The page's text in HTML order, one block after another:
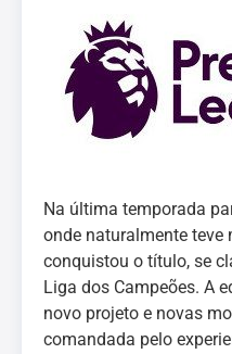
Na última temporada
onde naturalmente
conquistou o título, se
Liga dos Campeões. A
novo projeto e novas
comandada pelo